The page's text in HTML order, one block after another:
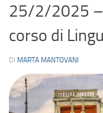
25/2/2025 –
corso di
DI MARTA MANTOVANI